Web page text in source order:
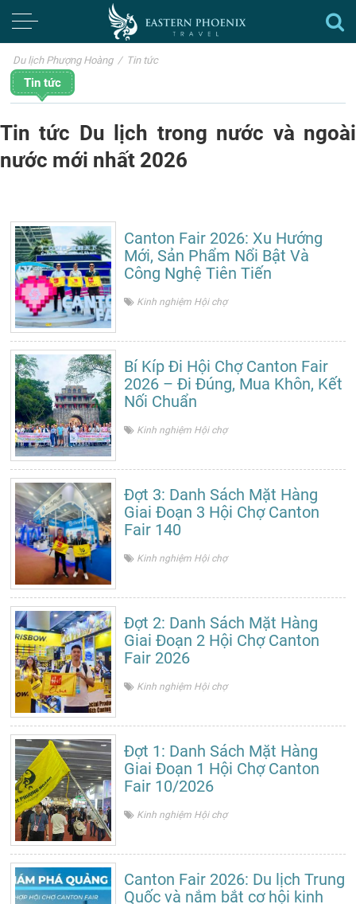
Du lịch Phượng Hoàng / Tin tức
Tin tức
Tin tức Du lịch trong nước và ngoài
nước mới nhất 2026
Canton Fair 2026: Xu Hướng
Mới, Sản Phẩm Nổi Bật Và
Công Nghệ Tiên Tiến
Kinh nghiệm Hội chợ
Bí Kíp Đi Hội Chợ Canton Fair
2026 – Đi Đúng, Mua Khôn, Kết
Nối Chuẩn
Kinh nghiệm Hội chợ
Đợt 3: Danh Sách Mặt Hàng
Giai Đoạn 3 Hội Chợ Canton
Fair 140
Kinh nghiệm Hội chợ
Đợt 2: Danh Sách Mặt Hàng
Giai Đoạn 2 Hội Chợ Canton
Fair 2026
Kinh nghiệm Hội chợ
Đợt 1: Danh Sách Mặt Hàng
Giai Đoạn 1 Hội Chợ Canton
Fair 10/2026
Kinh nghiệm Hội chợ
Canton Fair 2026: Du lịch Trung
Quốc và nắm bắt cơ hội kinh